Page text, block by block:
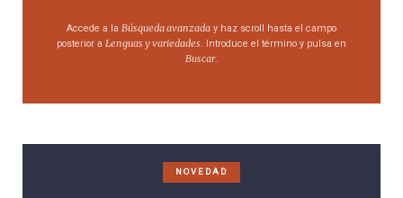
Accede a la Búsqueda avanzada y haz scroll hasta el campo
posterior a Lenguas y variedades . Introduce el término y pulsa en
Buscar.
NOVEDAD